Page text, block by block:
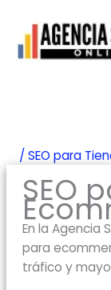
contenido
/ SEO para
SEO
En la Agencia
para
tráfico y